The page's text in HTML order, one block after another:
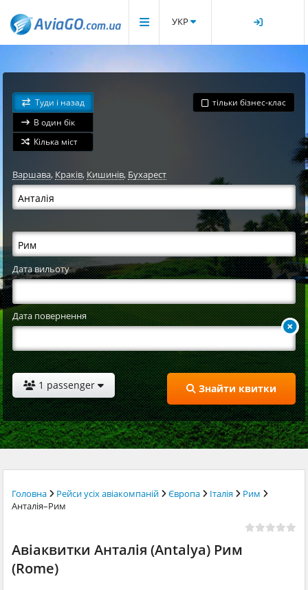
УКР
Туди і назад
В один бік
Кілька міст
тільки бізнес-клас
Варшава, Краків,Кишинів,Бухарест
Дата вильоту
Дата повернення
1 passenger Знайти квитки
Головна Рейси усіх авіакомпаній Європа Італія
Рим
Анталія–Рим
Авіаквитки Анталія (Antalya) Рим
(Rome)